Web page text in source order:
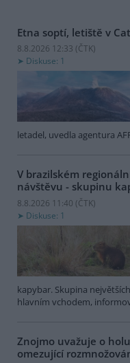
Etna soptí, letiště v
8.8.2026 12:33 (ČTK)
Diskuse: 1
letadel, uvedla agentura
V brazilském
návštěvu - skupinu
8.8.2026 11:40 (ČTK)
Diskuse: 1
kapybar. Skupina
hlavním vchodem,
Znojmo uvažuje o
omezující